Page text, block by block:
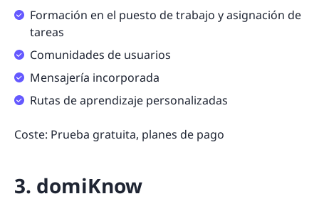
Formación en el puesto de trabajo y asignación de
tareas
Comunidades de usuarios
Mensajería incorporada
Rutas de aprendizaje personalizadas
Coste: Prueba gratuita, planes de pago
3. domiKnow